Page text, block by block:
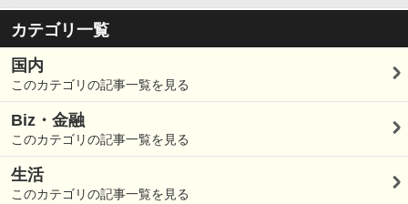
カテゴリ一覧
国内
このカテゴリの記事一覧を見る
Biz・金融
このカテゴリの記事一覧を見る
生活
このカテゴリの記事一覧を見る